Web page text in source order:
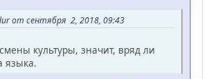
от сентября 2, 2018, 09:43
культуры, значит, вряд ли
языка.